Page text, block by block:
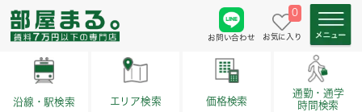
お問い合わせ
0
お気に入り
沿線・駅検索 エリア検索 価格検索
通勤・通学
時間検索